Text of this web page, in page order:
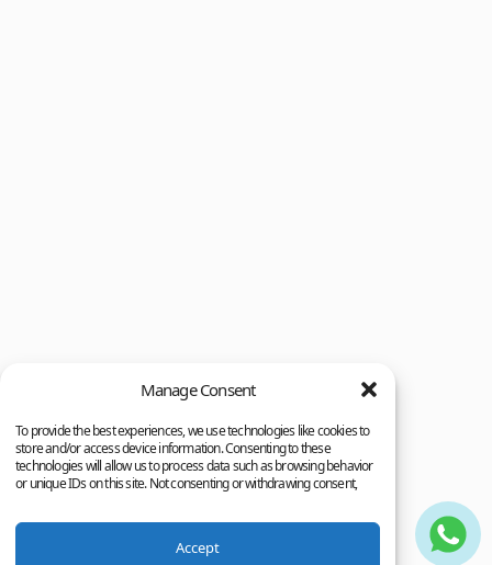
Manage Consent
To provide the best experiences, we use technologies like cookies to
store and/or access device information. Consenting to these
technologies will allow us to process data such as browsing behavior
or unique IDs on this site. Not consenting or withdrawing consent,
Accept